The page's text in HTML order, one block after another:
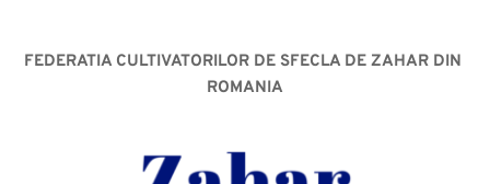
FEDERATIA CULTIVATORILOR DE SFECLA DE ZAHAR DIN
ROMANIA